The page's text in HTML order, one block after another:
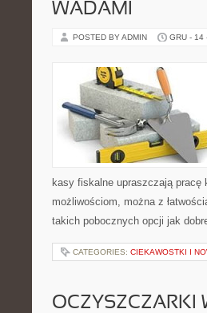
WADAMI
POSTED BY ADMIN GRU - 14
kasy fiskalne upraszczają pracę
możliwościom, można z
takich pobocznych opcji jak
CATEGORIES: CIEKAWOSTKI I
OCZYSZCZARKI